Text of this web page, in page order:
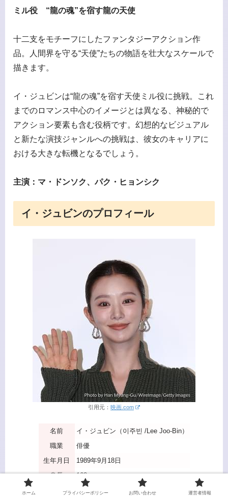
ミル役 “龍の魂”を宿す龍の天使
十二支をモチーフにしたファンタジーアクション作
品。人間界を守る“天使”たちの物語を壮大なスケールで
描きます。
イ・ジュビンは“龍の魂”を宿す天使ミル役に挑戦。これ
までのロマンス中心のイメージとは異なる、神秘的で
アクション要素も含む役柄です。幻想的なビジュアル
と新たな演技ジャンルへの挑戦は、彼女のキャリアに
おける大きな転機となるでしょう。
主演：マ・ドンソク、パク・ヒョンシク
イ・ジュビンのプロフィール
引用元： 映画.com
名前
イ・ジュビン（이주빈 /Lee Joo-Bin）
職業
俳優
生年月日
1989年9月18日
身長
163cm
所属事務所
キーイースト
ホーム プライバシーポリシー お問い合わせ 運営者情報